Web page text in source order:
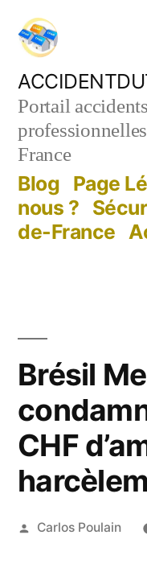
Aller
contenu
Portail
France
Blog Page
nous ?
de-France
Brésil
CHF
Publié
Carlos Poulain